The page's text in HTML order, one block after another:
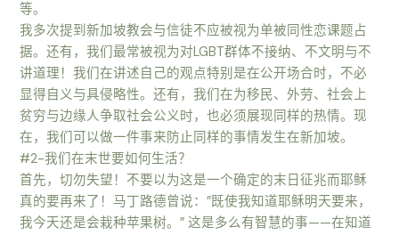
等。
我多次提到新加坡教会与信徒不应被视为单被同性恋课题占
据。还有，我们最常被视为对LGBT群体不接纳、不文明与不
讲道理！我们在讲述自己的观点特别是在公开场合时，不必
显得自义与具侵略性。还有，我们在为移民、外劳、社会上
贫穷与边缘人争取社会公义时，也必须展现同样的热情。现
在，我们可以做一件事来防止同样的事情发生在新加坡。
#2-我们在末世要如何生活？
首先，切勿失望！不要以为这是一个确定的末日征兆而耶稣
真的要再来了！马丁路德曾说：”既使我知道耶稣明天要来，
我今天还是会栽种苹果树。” 这是多么有智慧的事——在知道